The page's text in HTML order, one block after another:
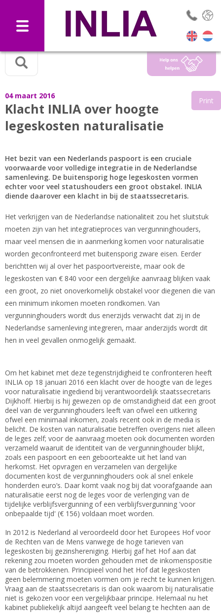
04 maart 2016
Klacht INLIA over hoogte
legeskosten naturalisatie
Print
Het bezit van een Nederlands paspoort is een cruciale
voorwaarde voor volledige integratie in de Nederlandse
samenleving. De buitensporig hoge legeskosten vormen
echter voor veel statushouders een groot obstakel. INLIA
diende daarover een klacht in bij de staatssecretaris.
Het verkrijgen van de Nederlandse nationaliteit zou het sluitstuk
moeten zijn van het integratieproces van vergunninghouders,
maar veel mensen die in aanmerking komen voor naturalisatie
worden geconfronteerd met buitensporig zware eisen. Eerder
berichtten wij al over het paspoortvereiste, maar ook de
legeskosten van € 840 voor een dergelijke aanvraag blijken vaak
een groot, zo niet onoverkomelijk obstakel voor diegenen die van
een minimum inkomen moeten rondkomen. Van
vergunninghouders wordt dus enerzijds verwacht dat zij in de
Nederlandse samenleving integreren, maar anderzijds wordt dit
hen in veel gevallen onmogelijk gemaakt.
Om het kabinet met deze tegenstrijdigheid te confronteren heeft
INLIA op 18 januari 2016 een klacht over de hoogte van de leges
voor naturalisatie ingediend bij verantwoordelijk staatssecretaris
Dijkhoff. Hierbij is hij gewezen op de omstandigheid dat een groot
deel van de vergunninghouders leeft van ofwel een uitkering
ofwel een minimaal inkomen, zoals recent ook in de media is
belicht. De kosten van naturalisatie betreffen overigens niet alleen
de leges zelf; voor de aanvraag moeten ook documenten worden
verzameld waaruit de identiteit van de vergunninghouder blijkt,
zoals een paspoort en een geboorteakte uit het land van
herkomst. Het opvragen en verzamelen van dergelijke
documenten kost de vergunninghouders ook al snel enkele
honderden euro’s. Daar komt vaak nog bij dat voorafgaande aan
naturalisatie eerst nog de leges voor de verlenging van de
tijdelijke verblijfsvergunning of een verblijfsvergunning 'voor
onbepaalde tijd' (€ 156) voldaan moet worden.
In 2012 is Nederland al veroordeeld door het Europees Hof voor
de Rechten van de Mens vanwege de hoge tarieven van
legeskosten bij gezinshereniging. Hierbij gaf het Hof aan dat
rekening zou moeten worden gehouden met de inkomenspositie
van de betrokkenen. Principieel vond het Hof dat legeskosten
geen belemmering moeten vormen om je recht te kunnen krijgen.
Vraag aan de staatssecretaris is dan ook waarom bij naturalisatie
niet is gekozen voor een vergelijkbaar principe. Helemaal nu het
kabinet publiekelijk altijd aangeeft veel belang te hechten aan de